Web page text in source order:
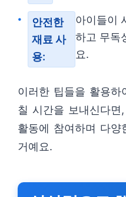
안전한
재료 사
용:
아이들이
하고 무독
요.
이러한 팁들을 활용
칠 시간을 보내신다
활동에 참여하며 다
거예요.